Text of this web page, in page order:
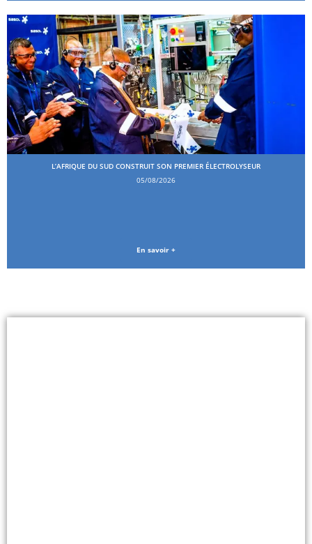
L’AFRIQUE DU SUD CONSTRUIT SON PREMIER ÉLECTROLYSEUR
05/08/2026
En savoir +